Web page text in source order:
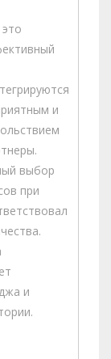
и
выбор
при
и